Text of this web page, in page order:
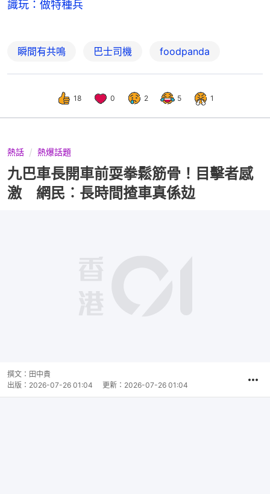
識玩：做特種兵
瞬間有共鳴 巴士司機 foodpanda
18 0 2 5 1
熱話 熱爆話題
九巴車長開車前耍拳鬆筋骨！目擊者感
激 網民︰長時間揸車真係攰
撰文： 田中貴
出版： 2026-07-26 01:04 更新： 2026-07-26 01:04